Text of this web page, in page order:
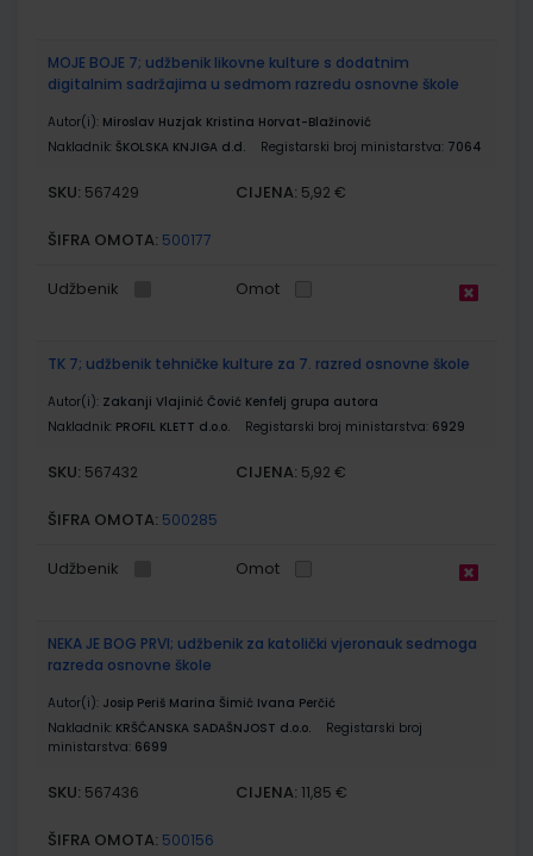
MOJE BOJE 7; udžbenik likovne kulture s dodatnim
digitalnim sadržajima u sedmom razredu osnovne škole
Autor(i): Miroslav Huzjak Kristina Horvat-Blažinović
Nakladnik: ŠKOLSKA KNJIGA d.d. Registarski broj ministarstva: 7064
SKU: 567429 CIJENA: 5,92 €
ŠIFRA OMOTA: 500177
Udžbenik Omot
TK 7; udžbenik tehničke kulture za 7. razred osnovne škole
Autor(i): Zakanji Vlajinić Čović Kenfelj grupa autora
Nakladnik: PROFIL KLETT d.o.o. Registarski broj ministarstva: 6929
SKU: 567432 CIJENA: 5,92 €
ŠIFRA OMOTA: 500285
Udžbenik Omot
NEKA JE BOG PRVI; udžbenik za katolički vjeronauk sedmoga
razreda osnovne škole
Autor(i): Josip Periš Marina Šimić Ivana Perčić
Nakladnik: KRŠĆANSKA SADAŠNJOST d.o.o.
Registarski broj
ministarstva: 6699
SKU: 567436 CIJENA: 11,85 €
ŠIFRA OMOTA: 500156